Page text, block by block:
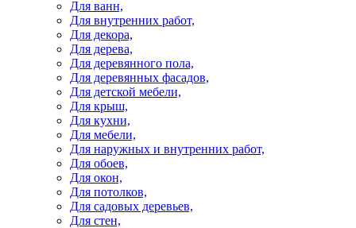
Для ванн,
Для внутренних работ,
Для декора,
Для дерева,
Для деревянного пола,
Для деревянных фасадов,
Для детской мебели,
Для крыш,
Для кухни,
Для мебели,
Для наружных и внутренних работ,
Для обоев,
Для окон,
Для потолков,
Для садовых деревьев,
Для стен,